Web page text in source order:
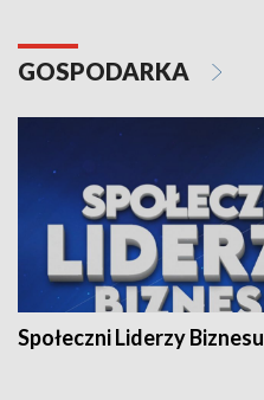
GOSPODARKA
Społeczni Liderzy Biznesu